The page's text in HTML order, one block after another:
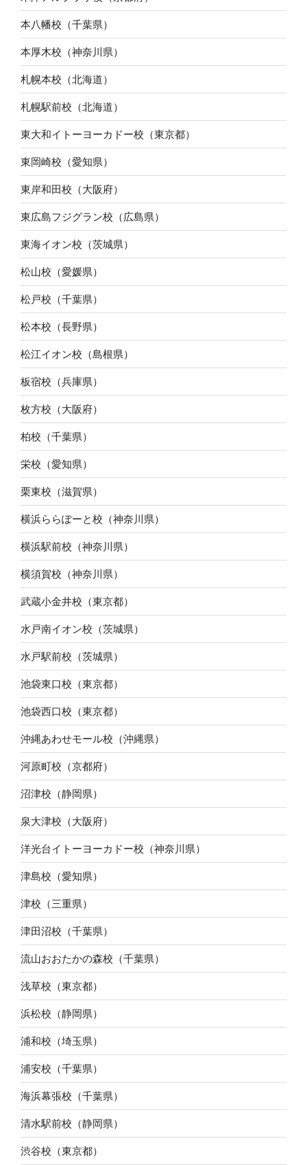
本八幡校（千葉県）
本厚木校（神奈川県）
札幌本校（北海道）
札幌駅前校（北海道）
東大和イトーヨーカドー校（東京都）
東岡崎校（愛知県）
東岸和田校（大阪府）
東広島フジグラン校（広島県）
東海イオン校（茨城県）
松山校（愛媛県）
松戸校（千葉県）
松本校（長野県）
松江イオン校（島根県）
板宿校（兵庫県）
枚方校（大阪府）
柏校（千葉県）
栄校（愛知県）
栗東校（滋賀県）
横浜ららぽーと校（神奈川県）
横浜駅前校（神奈川県）
横須賀校（神奈川県）
武蔵小金井校（東京都）
水戸南イオン校（茨城県）
水戸駅前校（茨城県）
池袋東口校（東京都）
池袋西口校（東京都）
沖縄あわせモール校（沖縄県）
河原町校（京都府）
沼津校（静岡県）
泉大津校（大阪府）
洋光台イトーヨーカドー校（神奈川県）
津島校（愛知県）
津校（三重県）
津田沼校（千葉県）
流山おおたかの森校（千葉県）
浅草校（東京都）
浜松校（静岡県）
浦和校（埼玉県）
浦安校（千葉県）
海浜幕張校（千葉県）
清水駅前校（静岡県）
渋谷校（東京都）